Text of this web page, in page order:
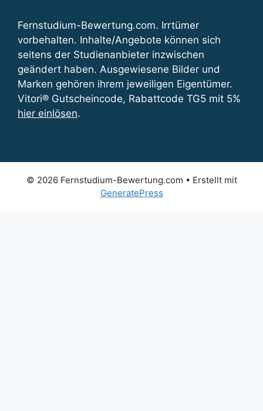
Fernstudium-Bewertung.com. Irrtümer
vorbehalten. Inhalte/Angebote können sich
seitens der Studienanbieter inzwischen
geändert haben. Ausgewiesene Bilder und
Marken gehören ihrem jeweiligen Eigentümer.
Vitori® Gutscheincode, Rabattcode TG5 mit 5%
hier einlösen.
© 2026 Fernstudium-Bewertung.com • Erstellt mit
GeneratePress